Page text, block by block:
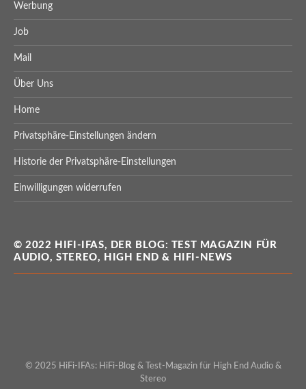
Werbung
Job
Mail
Über Uns
Home
Privatsphäre-Einstellungen ändern
Historie der Privatsphäre-Einstellungen
Einwilligungen widerrufen
© 2022 HIFI-IFAS, DER BLOG: TEST MAGAZIN FÜR
AUDIO, STEREO, HIGH END & HIFI-NEWS
© 2025 HiFi-IFAs: HiFi-Blog & Test-Magazin für High End Audio &
Stereo